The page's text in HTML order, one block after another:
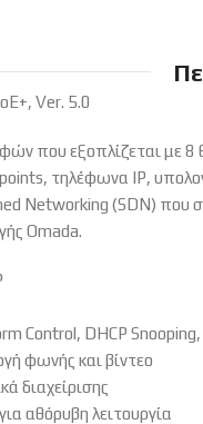
Ver. 5.0
που εξοπλίζεται με
τηλέφωνα IP,
Networking (SDN) που
Omada.
Control, DHCP
φωνής και βίντεο
διαχείρισης
αθόρυβη λειτουργία